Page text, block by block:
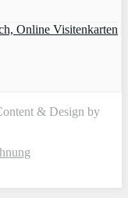
Online Visitenkarten
& Design by